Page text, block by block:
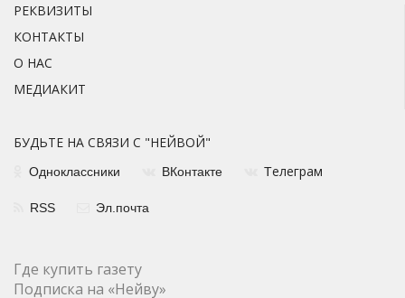
РЕКВИЗИТЫ
КОНТАКТЫ
О НАС
МЕДИАКИТ
БУДЬТЕ НА СВЯЗИ С "НЕЙВОЙ"
Одноклассники ВКонтакте Телеграм
RSS Эл.почта
Где купить газету
Подписка на «Нейву»